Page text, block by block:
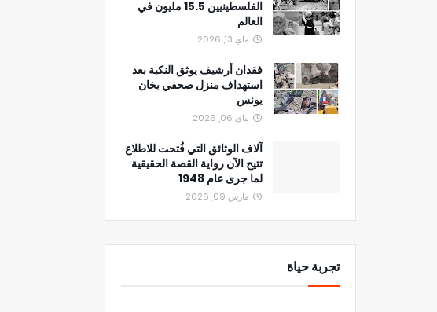
الفلسطينيين 15.5 مليون في
العالم
ماي 13, 2026
فقدان أرشيف يوثق النكبة بعد
استهداف منزل صحفي بخان
يونس
ماي 06, 2026
آلاف الوثائق التي فُتحت للاطلاع
تتيح الآن رواية القصة الحقيقية
لما جرى عام 1948
مارس 09, 2026
تجربة حياة